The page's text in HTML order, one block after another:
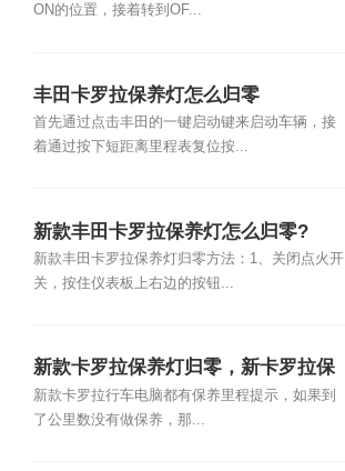
ON的位置，接着转到OF...
丰田卡罗拉保养灯怎么归零
首先通过点击丰田的一键启动键来启动车辆，接
着通过按下短距离里程表复位按...
新款丰田卡罗拉保养灯怎么归零?
新款丰田卡罗拉保养灯归零方法：1、关闭点火开
关，按住仪表板上右边的按钮...
新款卡罗拉保养灯归零，新卡罗拉保
养灯归零
新款卡罗拉行车电脑都有保养里程提示，如果到
了公里数没有做保养，那...